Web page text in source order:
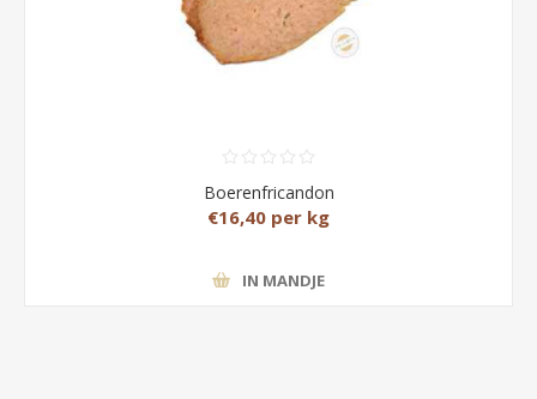
Boerenfricandon
€16,40 per kg
IN MANDJE